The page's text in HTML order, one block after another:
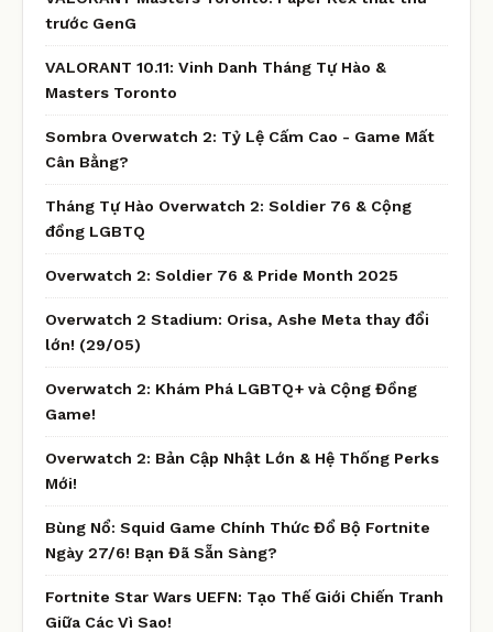
trước GenG
VALORANT 10.11: Vinh Danh Tháng Tự Hào &
Masters Toronto
Sombra Overwatch 2: Tỷ Lệ Cấm Cao - Game Mất
Cân Bằng?
Tháng Tự Hào Overwatch 2: Soldier 76 & Cộng
đồng LGBTQ
Overwatch 2: Soldier 76 & Pride Month 2025
Overwatch 2 Stadium: Orisa, Ashe Meta thay đổi
lớn! (29/05)
Overwatch 2: Khám Phá LGBTQ+ và Cộng Đồng
Game!
Overwatch 2: Bản Cập Nhật Lớn & Hệ Thống Perks
Mới!
Bùng Nổ: Squid Game Chính Thức Đổ Bộ Fortnite
Ngày 27/6! Bạn Đã Sẵn Sàng?
Fortnite Star Wars UEFN: Tạo Thế Giới Chiến Tranh
Giữa Các Vì Sao!